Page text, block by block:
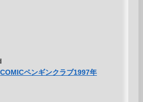
COMICペンギンクラブ1997年